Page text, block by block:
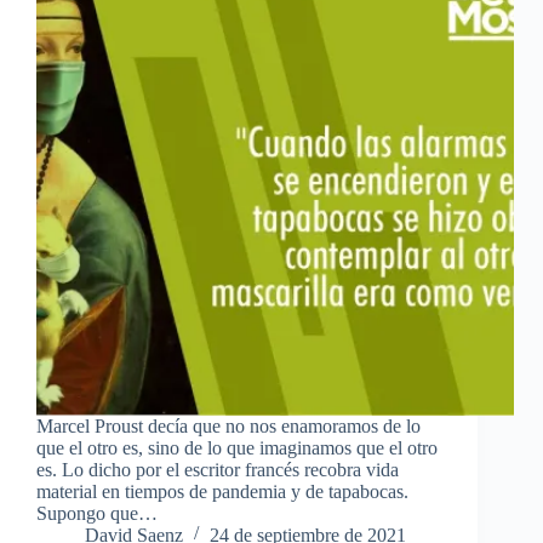
Marcel Proust decía que no nos enamoramos de lo
que el otro es, sino de lo que imaginamos que el otro
es. Lo dicho por el escritor francés recobra vida
material en tiempos de pandemia y de tapabocas.
Supongo que…
David Saenz
24 de septiembre de 2021